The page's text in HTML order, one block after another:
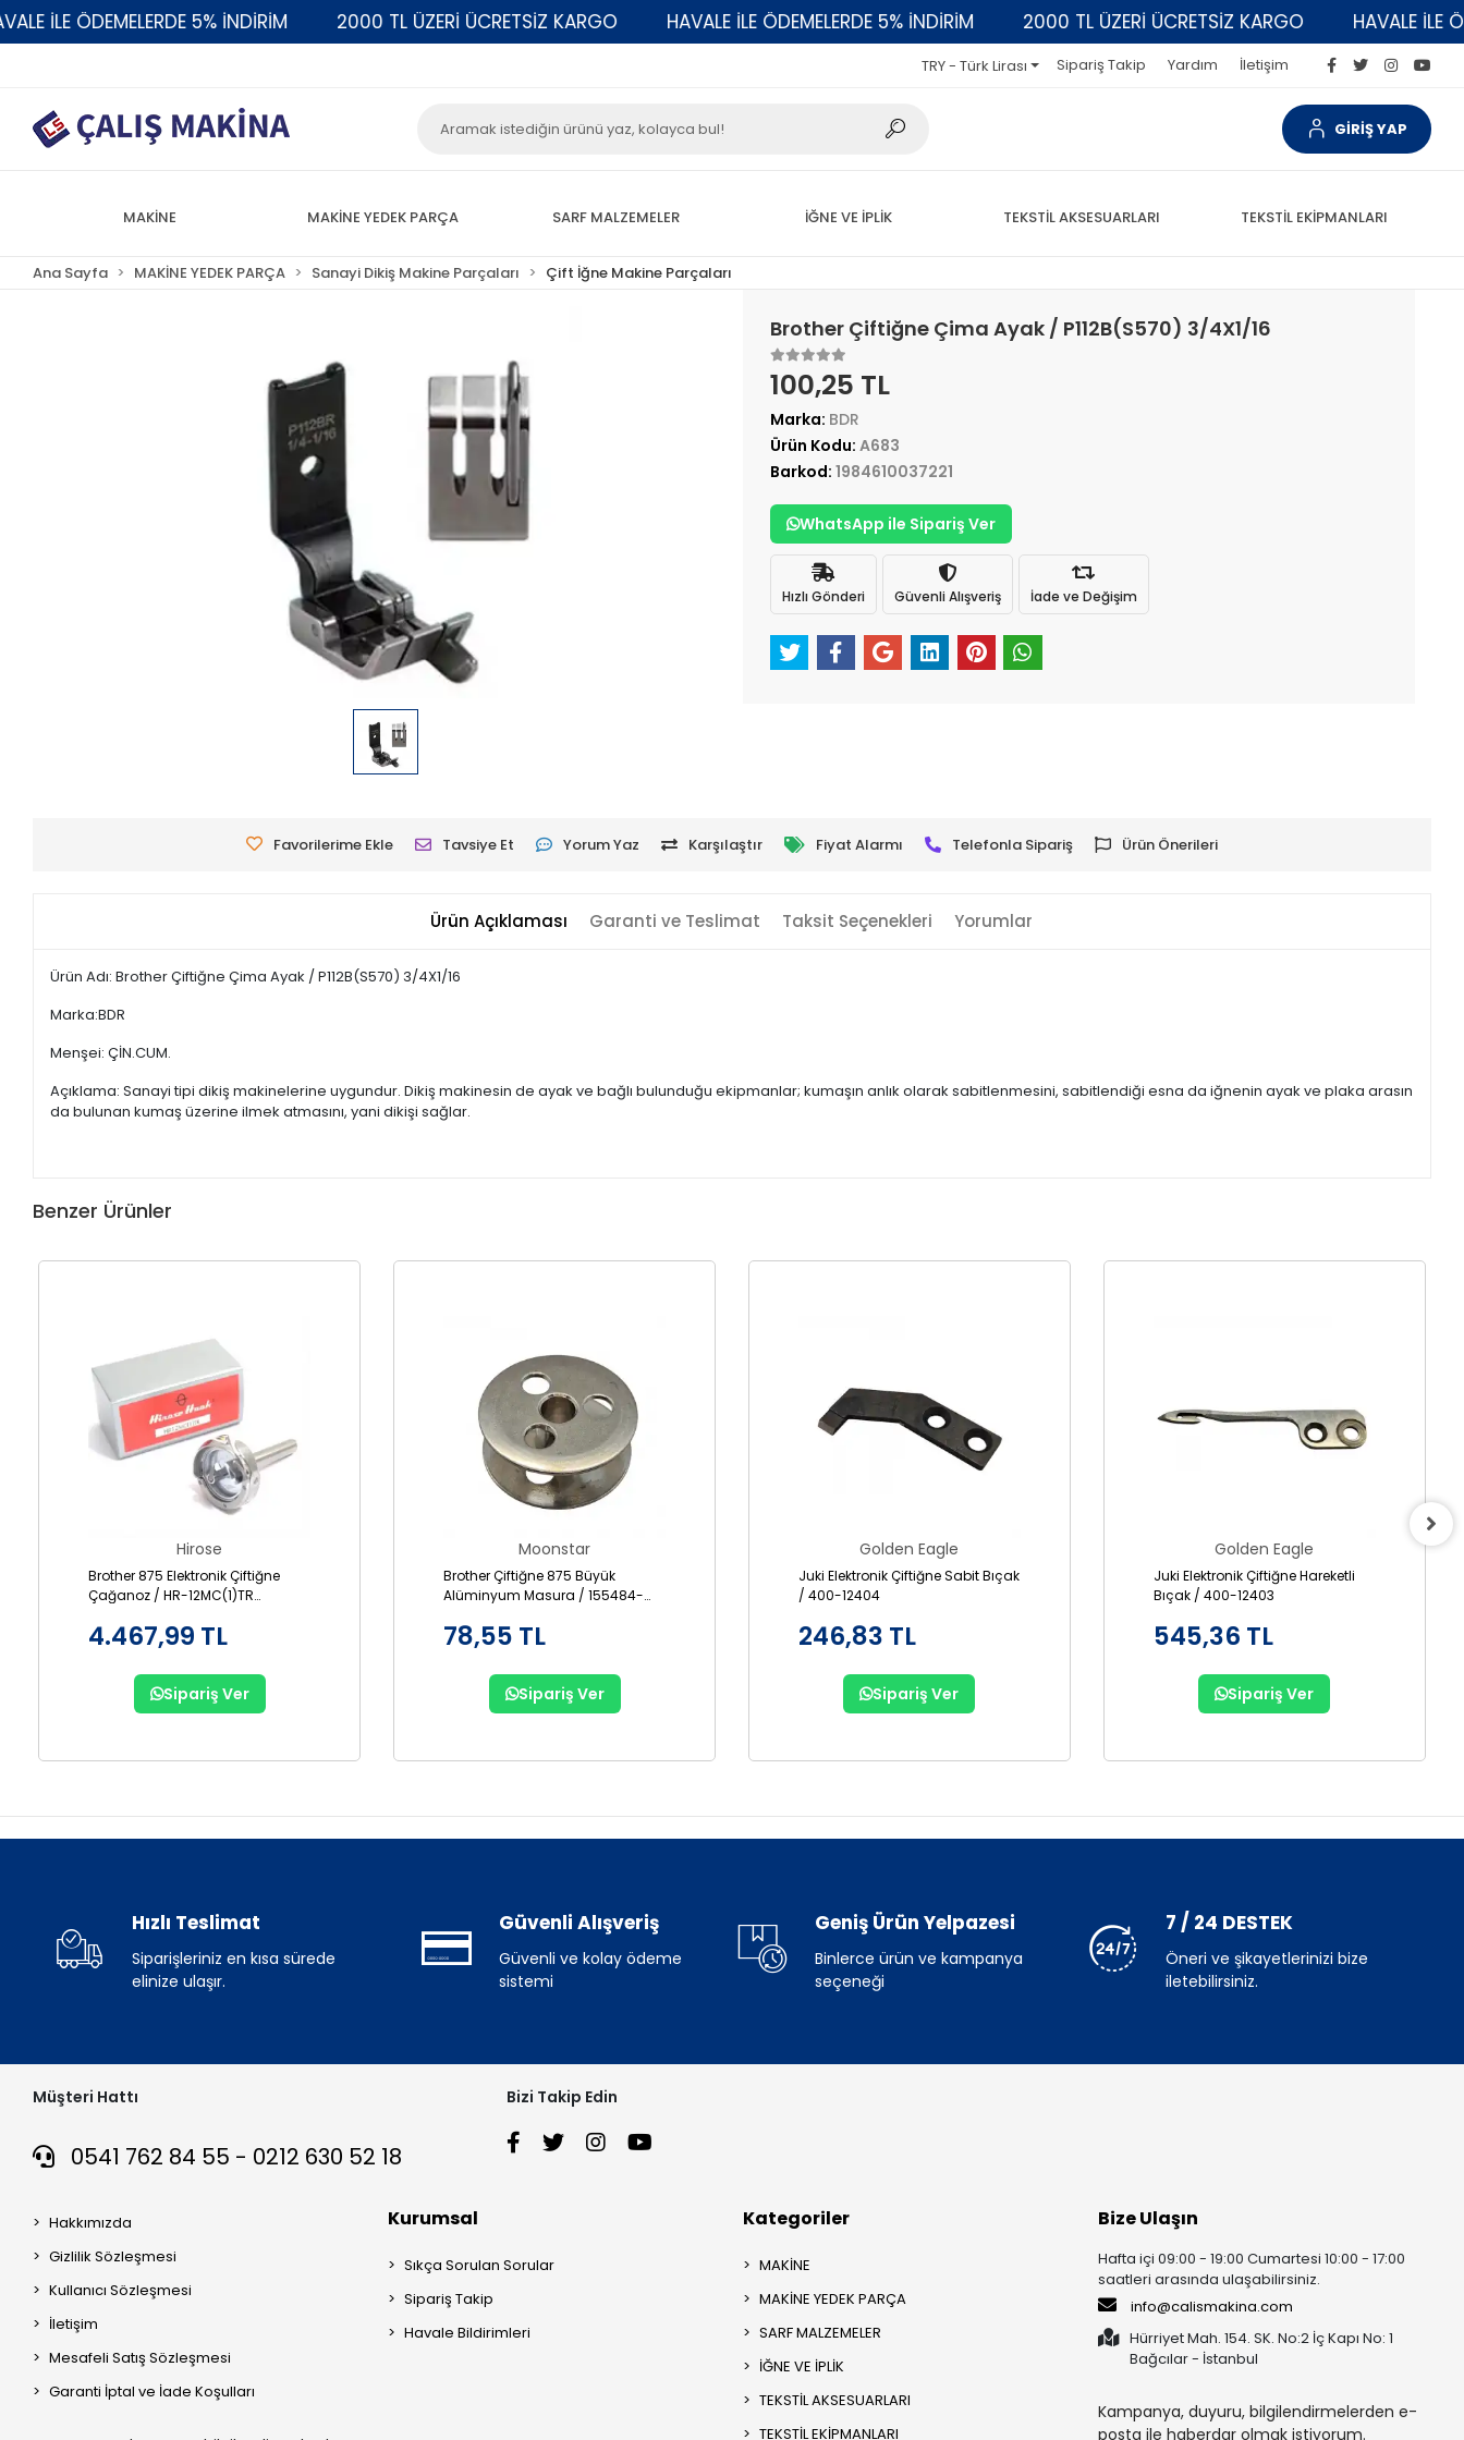
İLE ÖDEMELERDE 5% İNDİRİM 2000 TL ÜZERİ ÜCRETSİZ KARGO HAVALE İLE ÖDEMELERDE 5% İNDİRİM 2000 TL ÜZERİ ÜCRETSİZ KARGO HAVALE İLE
TRY - Türk Lirası Sipariş Takip Yardım İletişim
GİRİŞ YAP
MAKİNE MAKİNE YEDEK PARÇA SARF MALZEMELER İĞNE VE İPLİK TEKSTİL AKSESUARLARI TEKSTİL EKİPMANLARI
Ana Sayfa MAKİNE YEDEK PARÇA Sanayi Dikiş Makine Parçaları Çift İğne Makine Parçaları
Brother Çiftiğne Çima Ayak / P112B(S570) 3/4X1/16
100,25 TL
Marka: BDR
Ürün Kodu: A683
Barkod: 1984610037221
WhatsApp ile Sipariş Ver
Hızlı Gönderi Güvenli Alışveriş İade ve Değişim
Favorilerime Ekle Tavsiye Et Yorum Yaz Karşılaştır Fiyat Alarmı Telefonla Sipariş Ürün Önerileri
Ürün Açıklaması Garanti ve Teslimat Taksit Seçenekleri Yorumlar
Ürün Adı: Brother Çiftiğne Çima Ayak / P112B(S570) 3/4X1/16
Marka:BDR
Menşei: ÇİN.CUM.
Açıklama: Sanayi tipi dikiş makinelerine uygundur. Dikiş makinesin de ayak ve bağlı bulunduğu ekipmanlar; kumaşın anlık olarak sabitlenmesini, sabitlendiği esna da iğnenin ayak ve plaka arasın
da bulunan kumaş üzerine ilmek atmasını, yani dikişi sağlar.
Benzer Ürünler
Hirose
Brother 875 Elektronik Çiftiğne
Çağanoz / HR-12MC(1)TR
4.467,99 TL
Sipariş Ver
Moonstar
Brother Çiftiğne 875 Büyük
Alüminyum Masura / 155484-
78,55 TL
Sipariş Ver
Golden Eagle
Juki Elektronik Çiftiğne Sabit Bıçak
/ 400-12404
246,83 TL
Sipariş Ver
Golden Eagle
Juki Elektronik Çiftiğne Hareketli
Bıçak / 400-12403
545,36 TL
Sipariş Ver
Hızlı Teslimat
Siparişleriniz en kısa sürede
elinize ulaşır.
Güvenli Alışveriş
Güvenli ve kolay ödeme
sistemi
Geniş Ürün Yelpazesi
Binlerce ürün ve kampanya
seçeneği
7 / 24 DESTEK
Öneri ve şikayetlerinizi bize
iletebilirsiniz.
Müşteri Hattı
0541 762 84 55 - 0212 630 52 18
Bizi Takip Edin
Hakkımızda
Gizlilik Sözleşmesi
Kullanıcı Sözleşmesi
İletişim
Mesafeli Satış Sözleşmesi
Garanti İptal ve İade Koşulları
Kurumsal
Sıkça Sorulan Sorular
Sipariş Takip
Havale Bildirimleri
Kategoriler
MAKİNE
MAKİNE YEDEK PARÇA
SARF MALZEMELER
İĞNE VE İPLİK
TEKSTİL AKSESUARLARI
TEKSTİL EKİPMANLARI
Bize Ulaşın
Hafta içi 09:00 - 19:00 Cumartesi 10:00 - 17:00
saatleri arasında ulaşabilirsiniz.
info@calismakina.com
Hürriyet Mah. 154. SK. No:2 İç Kapı No: 1
Bağcılar - İstanbul
Kampanya, duyuru, bilgilendirmelerden e-
posta ile haberdar olmak istiyorum.